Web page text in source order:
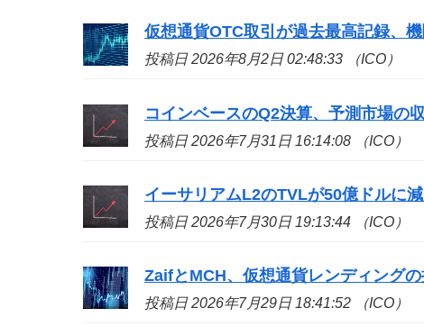
仮想通貨OTC取引が過去最高記録、
投稿日 2026年8月2日 02:48:33 （ICO）
コインベースのQ2決算、予測市場の
投稿日 2026年7月31日 16:14:08 （ICO）
イーサリアムL2のTVLが50億ドルに
投稿日 2026年7月30日 19:13:44 （ICO）
ZaifとMCH、仮想通貨レンディング
投稿日 2026年7月29日 18:41:52 （ICO）